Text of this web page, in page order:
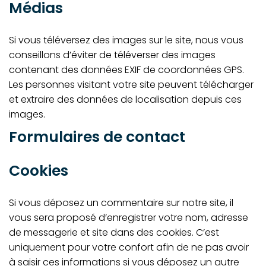
Médias
Si vous téléversez des images sur le site, nous vous
conseillons d’éviter de téléverser des images
contenant des données EXIF de coordonnées GPS.
Les personnes visitant votre site peuvent télécharger
et extraire des données de localisation depuis ces
images.
Formulaires de contact
Cookies
Si vous déposez un commentaire sur notre site, il
vous sera proposé d’enregistrer votre nom, adresse
de messagerie et site dans des cookies. C’est
uniquement pour votre confort afin de ne pas avoir
à saisir ces informations si vous déposez un autre